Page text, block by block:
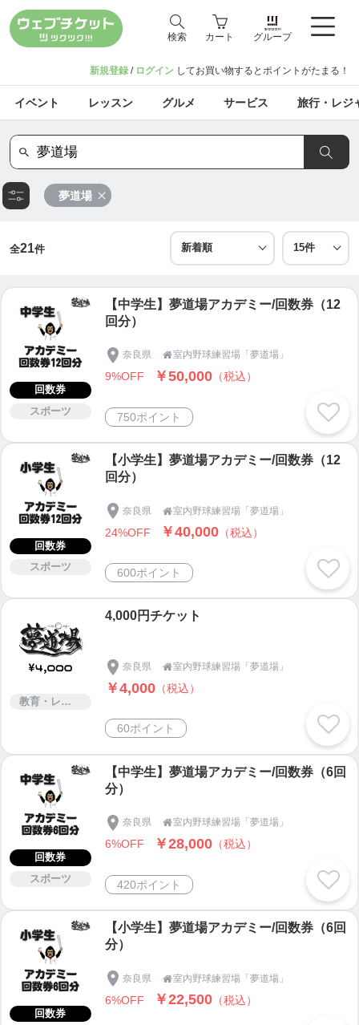
検索 カート グループ
新規登録 / ログイン してお買い物するとポイントがたまる！
イベント レッスン グルメ サービス 旅行・レジ
夢道場
全21件
回数券
スポーツ
【中学生】夢道場アカデミー/回数券（12
回分）
奈良県 室内野球練習場「夢道場」
9%OFF ￥50,000 （税込）
750ポイント
回数券
スポーツ
【小学生】夢道場アカデミー/回数券（12
回分）
奈良県 室内野球練習場「夢道場」
24%OFF ￥40,000 （税込）
600ポイント
教育・レッスン・講習
4,000円チケット
奈良県 室内野球練習場「夢道場」
￥4,000 （税込）
60ポイント
回数券
スポーツ
【中学生】夢道場アカデミー/回数券（6回
分）
奈良県 室内野球練習場「夢道場」
6%OFF ￥28,000 （税込）
420ポイント
回数券
【小学生】夢道場アカデミー/回数券（6回
分）
奈良県 室内野球練習場「夢道場」
6%OFF ￥22,500 （税込）